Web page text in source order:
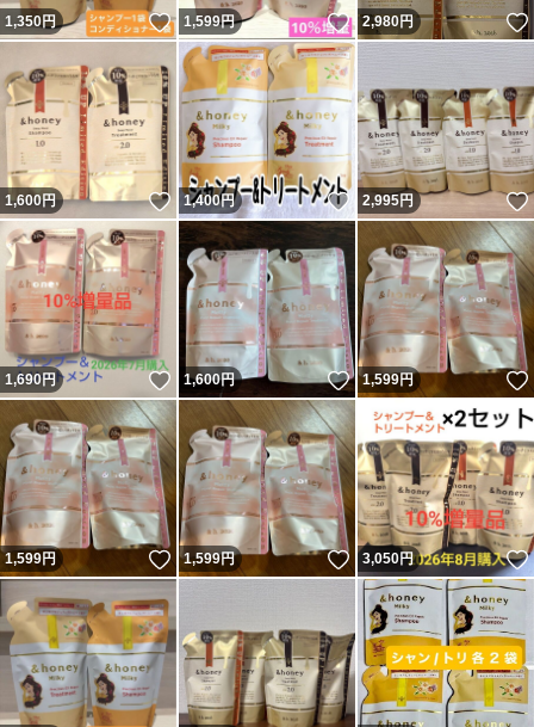
1,350円 いいね！
1,599円 いいね！
2,980円
1,600円 いいね！
1,400円 いいね！
2,995円
1,690円 いいね！
1,600円 いいね！
1,599円
1,599円 いいね！
1,599円 いいね！
3,050円